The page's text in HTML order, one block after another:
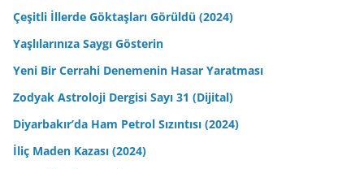
Çeşitli İllerde Göktaşları Görüldü (2024)
Yaşlılarınıza Saygı Gösterin
Yeni Bir Cerrahi Denemenin Hasar Yaratması
Zodyak Astroloji Dergisi Sayı 31 (Dijital)
Diyarbakır’da Ham Petrol Sızıntısı (2024)
İliç Maden Kazası (2024)